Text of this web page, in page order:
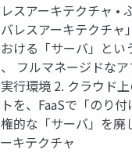
スアーキテクチャ •
バレスアーキテクチャ
ける「サーバ」とい
フルマネージドなア
行環境 2. クラウド
を、FaaSで「のり付
的な「サーバ」を廃
キテクチャ